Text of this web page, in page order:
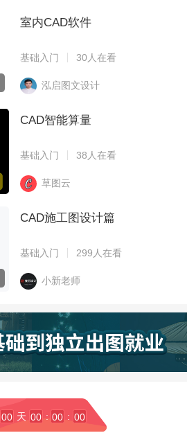
室内CAD软件
基础入门 30人在看
泓启图文设计
CAD智能算量
基础入门 38人在看
草图云
CAD施工图设计篇
基础入门 299人在看
小新老师
00 天 00 : 00 : 00